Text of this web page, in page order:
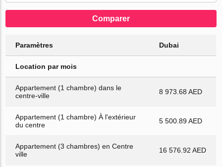
Comparer
Paramètres Dubai
Location par mois
Appartement (1 chambre) dans le
centre-ville
8 973.68 AED
Appartement (1 chambre) À l'extérieur
du centre
5 500.89 AED
Appartement (3 chambres) en Centre
ville
16 576.92 AED